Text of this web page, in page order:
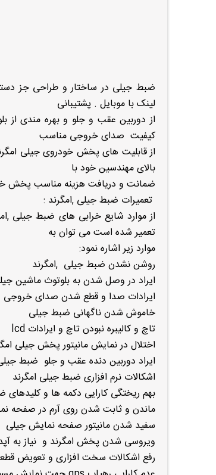
ضبط جیلی در ساختار و طراحی جز
لینک با موبایل . پشتیبانی
از دوربین عقب و جلو و بهره مندی
کیفیت صدای خروجی مناسب
بالای مهندسین خود با
ضمانت و دریافت هزینه مناسب پخش
تعمیرات ضبط جیلی ,امگرند :
تعمیر شده است می توان به
موارد زیر اشاره نمود:
روشن نشدن ضبط جیلی ,امگرند
ایراد در وصل شدن به بلوتوث ماشین
ایرادات صدا و قطع شدن صدای خروجی
خاموش شدن ناگهانی ضبط جیلی
تاچ و کالیبره نبودن تاچ و ایرادات lcd
اختلال در نمایش مانیتور پخش جیلی
ایراد دوربین دنده عقب و جلو ضبط
اشکالات نرم افزاری ضبط جیلی امگرند
بهم ریختگی کارایی دکمه ها و کلیدهای
ماندن و ثابت شدن روی آرم در صفحه
سفید شدن مانیتور صفحه نمایش جیلی
ویروسی شدن پخش امگرند و نیاز به
رفع اشکالات سخت افزاری و تعویض